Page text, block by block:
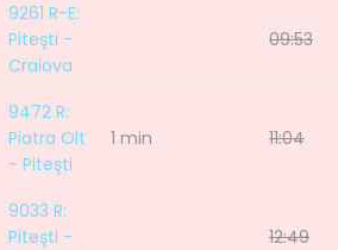
9261 R-E:
Piteşti -
Craiova
09:53
9472 R:
Piatra Olt
- Piteşti
1 min 11:04
9033 R:
Piteşti -
12:49